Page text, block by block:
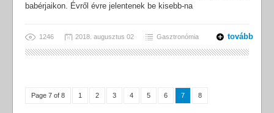
babérjaikon. Évről évre jelentenek be kisebb-na
1246 2018. augusztus 02 Gasztronómia tovább
Page 7 of 8 1 2 3 4 5 6 7 8